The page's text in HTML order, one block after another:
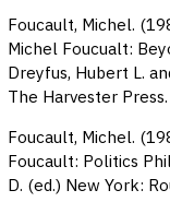
Foucault, Michel.
Michel Foucualt:
Dreyfus, Hubert L.
The Harvester Press.
Foucault, Michel.
Foucault: Politics
D. (ed.) New York: